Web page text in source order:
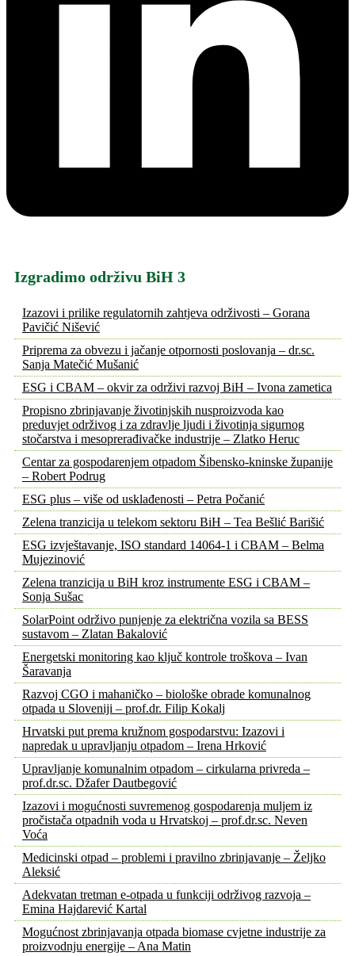
Izgradimo održivu BiH 3
Izazovi i prilike regulatornih zahtjeva održivosti – Gorana
Pavičić Nišević
Priprema za obvezu i jačanje otpornosti poslovanja – dr.sc.
Sanja Matečić Mušanić
ESG i CBAM – okvir za održivi razvoj BiH – Ivona zametica
Propisno zbrinjavanje životinjskih nusproizvoda kao
preduvjet održivog i za zdravlje ljudi i životinja sigurnog
stočarstva i mesoprerađivačke industrije – Zlatko Heruc
Centar za gospodarenjem otpadom Šibensko-kninske županije
– Robert Podrug
ESG plus – više od usklađenosti – Petra Počanić
Zelena tranzicija u telekom sektoru BiH – Tea Bešlić Barišić
ESG izvještavanje, ISO standard 14064-1 i CBAM – Belma
Mujezinović
Zelena tranzicija u BiH kroz instrumente ESG i CBAM –
Sonja Sušac
SolarPoint održivo punjenje za električna vozila sa BESS
sustavom – Zlatan Bakalović
Energetski monitoring kao ključ kontrole troškova – Ivan
Šaravanja
Razvoj CGO i mahaničko – biološke obrade komunalnog
otpada u Sloveniji – prof.dr. Filip Kokalj
Hrvatski put prema kružnom gospodarstvu: Izazovi i
napredak u upravljanju otpadom – Irena Hrković
Upravljanje komunalnim otpadom – cirkularna privreda –
prof.dr.sc. Džafer Dautbegović
Izazovi i mogućnosti suvremenog gospodarenja muljem iz
pročistača otpadnih voda u Hrvatskoj – prof.dr.sc. Neven
Voća
Medicinski otpad – problemi i pravilno zbrinjavanje – Željko
Aleksić
Adekvatan tretman e-otpada u funkciji održivog razvoja –
Emina Hajdarević Kartal
Mogućnost zbrinjavanja otpada biomase cvjetne industrije za
proizvodnju energije – Ana Matin